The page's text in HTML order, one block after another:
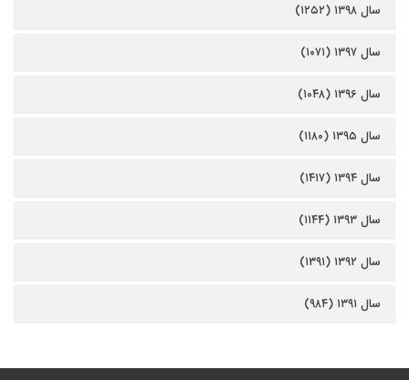
سال ۱۳۹۸ (۱۲۵۲)
سال ۱۳۹۷ (۱۰۷۱)
سال ۱۳۹۶ (۱۰۴۸)
سال ۱۳۹۵ (۱۱۸۰)
سال ۱۳۹۴ (۱۴۱۷)
سال ۱۳۹۳ (۱۱۴۴)
سال ۱۳۹۲ (۱۳۹۱)
سال ۱۳۹۱ (۹۸۴)